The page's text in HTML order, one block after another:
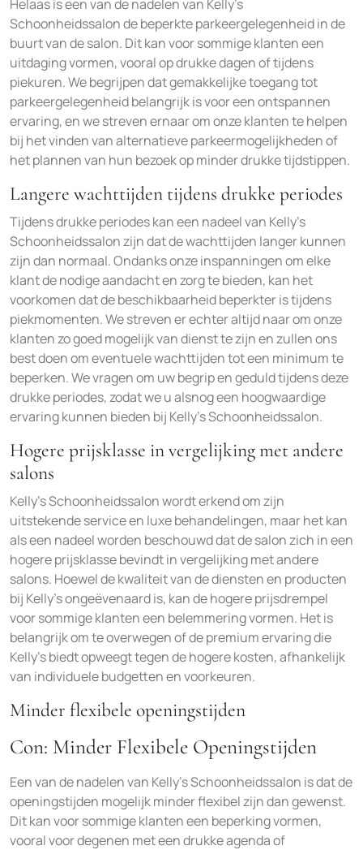
Helaas is een van de nadelen van Kelly’s
Schoonheidssalon de beperkte parkeergelegenheid in de
buurt van de salon. Dit kan voor sommige klanten een
uitdaging vormen, vooral op drukke dagen of tijdens
piekuren. We begrijpen dat gemakkelijke toegang tot
parkeergelegenheid belangrijk is voor een ontspannen
ervaring, en we streven ernaar om onze klanten te helpen
bij het vinden van alternatieve parkeermogelijkheden of
het plannen van hun bezoek op minder drukke tijdstippen.
Langere wachttijden tijdens drukke periodes
Tijdens drukke periodes kan een nadeel van Kelly’s
Schoonheidssalon zijn dat de wachttijden langer kunnen
zijn dan normaal. Ondanks onze inspanningen om elke
klant de nodige aandacht en zorg te bieden, kan het
voorkomen dat de beschikbaarheid beperkter is tijdens
piekmomenten. We streven er echter altijd naar om onze
klanten zo goed mogelijk van dienst te zijn en zullen ons
best doen om eventuele wachttijden tot een minimum te
beperken. We vragen om uw begrip en geduld tijdens deze
drukke periodes, zodat we u alsnog een hoogwaardige
ervaring kunnen bieden bij Kelly’s Schoonheidssalon.
Hogere prijsklasse in vergelijking met andere
salons
Kelly’s Schoonheidssalon wordt erkend om zijn
uitstekende service en luxe behandelingen, maar het kan
als een nadeel worden beschouwd dat de salon zich in een
hogere prijsklasse bevindt in vergelijking met andere
salons. Hoewel de kwaliteit van de diensten en producten
bij Kelly’s ongeëvenaard is, kan de hogere prijsdrempel
voor sommige klanten een belemmering vormen. Het is
belangrijk om te overwegen of de premium ervaring die
Kelly’s biedt opweegt tegen de hogere kosten, afhankelijk
van individuele budgetten en voorkeuren.
Minder flexibele openingstijden
Con: Minder Flexibele Openingstijden
Een van de nadelen van Kelly’s Schoonheidssalon is dat de
openingstijden mogelijk minder flexibel zijn dan gewenst.
Dit kan voor sommige klanten een beperking vormen,
vooral voor degenen met een drukke agenda of